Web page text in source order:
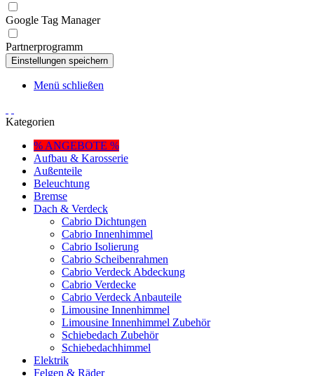
Google Tag Manager
Partnerprogramm
Menü schließen
Kategorien
% ANGEBOTE %
Aufbau & Karosserie
Außenteile
Beleuchtung
Bremse
Dach & Verdeck
Cabrio Dichtungen
Cabrio Innenhimmel
Cabrio Isolierung
Cabrio Scheibenrahmen
Cabrio Verdeck Abdeckung
Cabrio Verdecke
Cabrio Verdeck Anbauteile
Limousine Innenhimmel
Limousine Innenhimmel Zubehör
Schiebedach Zubehör
Schiebedachhimmel
Elektrik
Felgen & Räder